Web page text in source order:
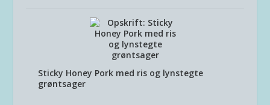
Sticky Honey Pork med ris og lynstegte
grøntsager